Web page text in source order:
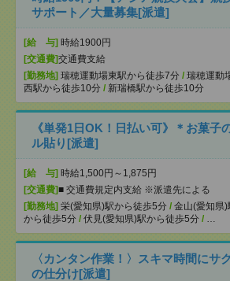
サポート／大量募集[派遣]
[給 与] 時給1900円
[交通費]交通費支給
[勤務地] 瑞穂運動場東駅から徒歩7分 / 瑞穂運動
西駅から徒歩10分 / 新瑞橋駅から徒歩10分
《単発1日OK！日払い可》＊お菓子
ル貼り[派遣]
[給 与] 時給1,500円～1,875円
[交通費]■ 交通費規定内支給 ※派遣先による
[勤務地] 栄(愛知県)駅から徒歩5分 / 金山(愛知県)
から徒歩5分 / 伏見(愛知県)駅から徒歩5分 / …
〈カンタン作業！〉スキマ時間にサ
の仕分け[派遣]